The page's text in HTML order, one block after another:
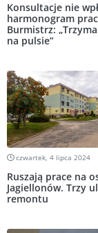
Konsultacje nie
harmonogram
Burmistrz:
na pulsie”
czwartek, 4 lipca 2024
Ruszają prace na
Jagiellonów. Trzy
remontu